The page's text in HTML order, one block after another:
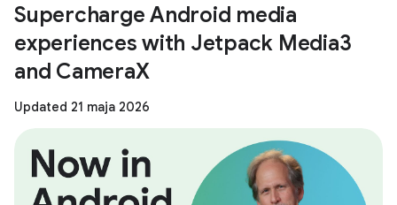
Supercharge Android media
experiences with Jetpack Media3
and CameraX
Updated 21 maja 2026